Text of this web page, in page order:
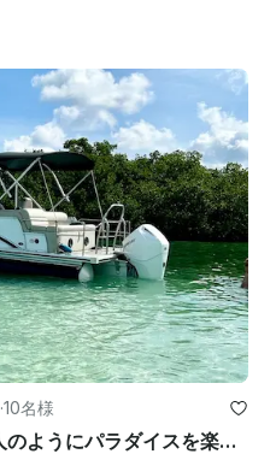
·10名様
ポンツーンボート!!地元の人のようにパラダイスを楽しもう！